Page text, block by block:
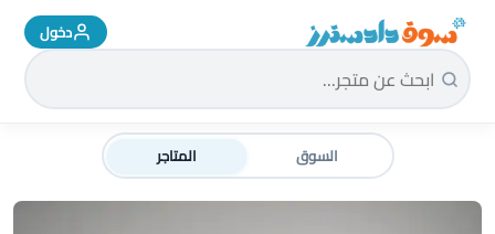
سوق دادسترز الرئيسية دخول
السوق المتاجر